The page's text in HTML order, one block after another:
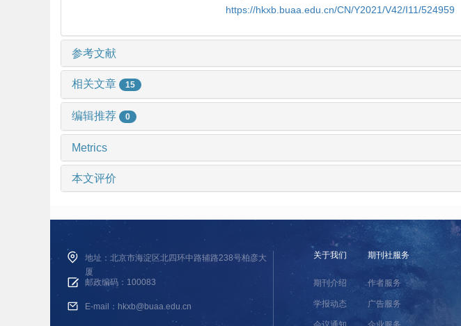
https://hkxb.buaa.edu.cn/CN/Y2021/V42/I11/524959
参考文献
相关文章 15
编辑推荐 0
Metrics
本文评价
地址：北京市海淀区北四环中路辅路238号柏彦大
厦
邮政编码：100083
E-mail：hkxb@buaa.edu.cn
关于我们
期刊介绍
学报动态
期刊社服务
作者服务
广告服务